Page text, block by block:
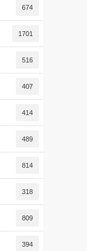
674
1701
516
407
414
489
814
318
809
394